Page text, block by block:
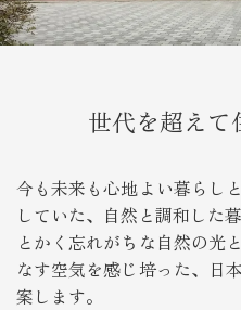
世代を超えて
今も未来も心地よい暮らし
していた、自然と調和した
とかく忘れがちな自然の光
なす空気を感じ培った、日
案します。